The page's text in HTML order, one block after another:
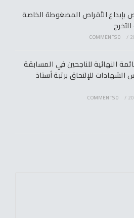
بإيداع الأقراص المضغوطة الخاصة
/
0 COMMENTS
النهائية للناجحين في المسابقة
للإلتحاق برتبة أستاذ
/
0 COMMENTS